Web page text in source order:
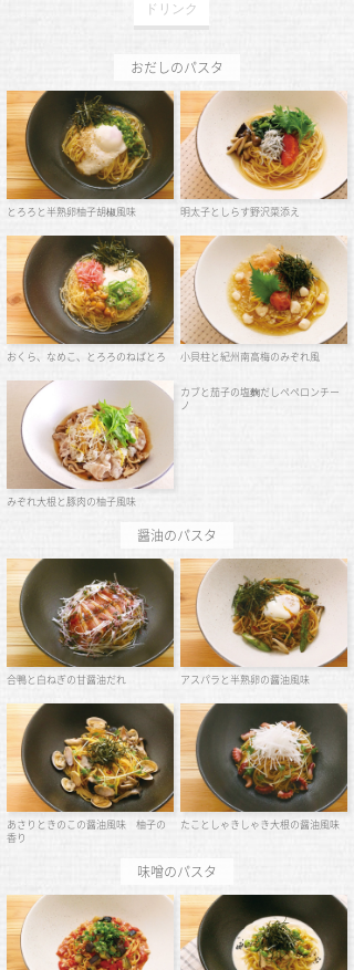
ドリンク
おだしのパスタ
とろろと半熟卵柚子胡椒風味 明太子としらす野沢菜添え
おくら、なめこ、とろろのねばとろ 小貝柱と紀州南高梅のみぞれ風
みぞれ大根と豚肉の柚子風味
カブと茄子の塩麴だしペペロンチー
ノ
醤油のパスタ
合鴨と白ねぎの甘醤油だれ アスパラと半熟卵の醤油風味
あさりときのこの醤油風味 柚子の
香り
たことしゃきしゃき大根の醤油風味
味噌のパスタ